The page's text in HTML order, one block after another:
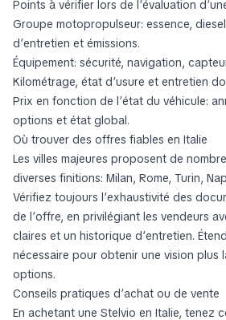
Points à vérifier lors de l’évaluation
Groupe motopropulseur: essence,
d’entretien et émissions.
Équipement: sécurité, navigation,
Kilométrage, état d’usure et entretien
Prix en fonction de l’état du véhicule:
options et état global.
Où trouver des offres fiables en Italie
Les villes majeures proposent de
diverses finitions: Milan, Rome, Turin,
Vérifiez toujours l’exhaustivité des
de l’offre, en privilégiant les vendeurs
claires et un historique d’entretien.
nécessaire pour obtenir une vision plus
options.
Conseils pratiques d’achat ou de vente
En achetant une Stelvio en Italie, tenez